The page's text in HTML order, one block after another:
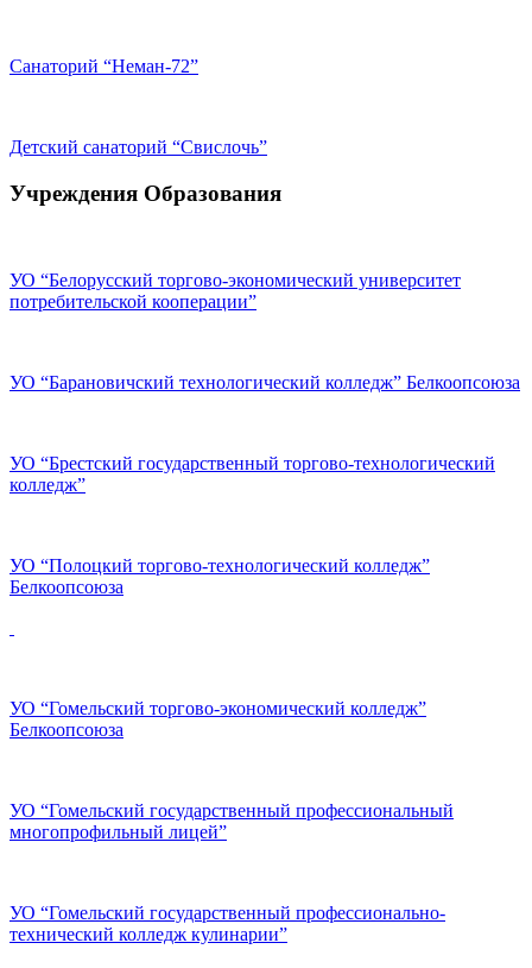
Санаторий “Неман-72”
Детский санаторий “Свислочь”
Учреждения Образования
УО “Белорусский торгово-экономический университет
потребительской кооперации”
УО “Барановичский технологический колледж” Белкоопсоюза
УО “Брестский государственный торгово-технологический
колледж”
УО “Полоцкий торгово-технологический колледж”
Белкоопсоюза
УО “Гомельский торгово-экономический колледж”
Белкоопсоюза
УО “Гомельский государственный профессиональный
многопрофильный лицей”
УО “Гомельский государственный профессионально-
технический колледж кулинарии”